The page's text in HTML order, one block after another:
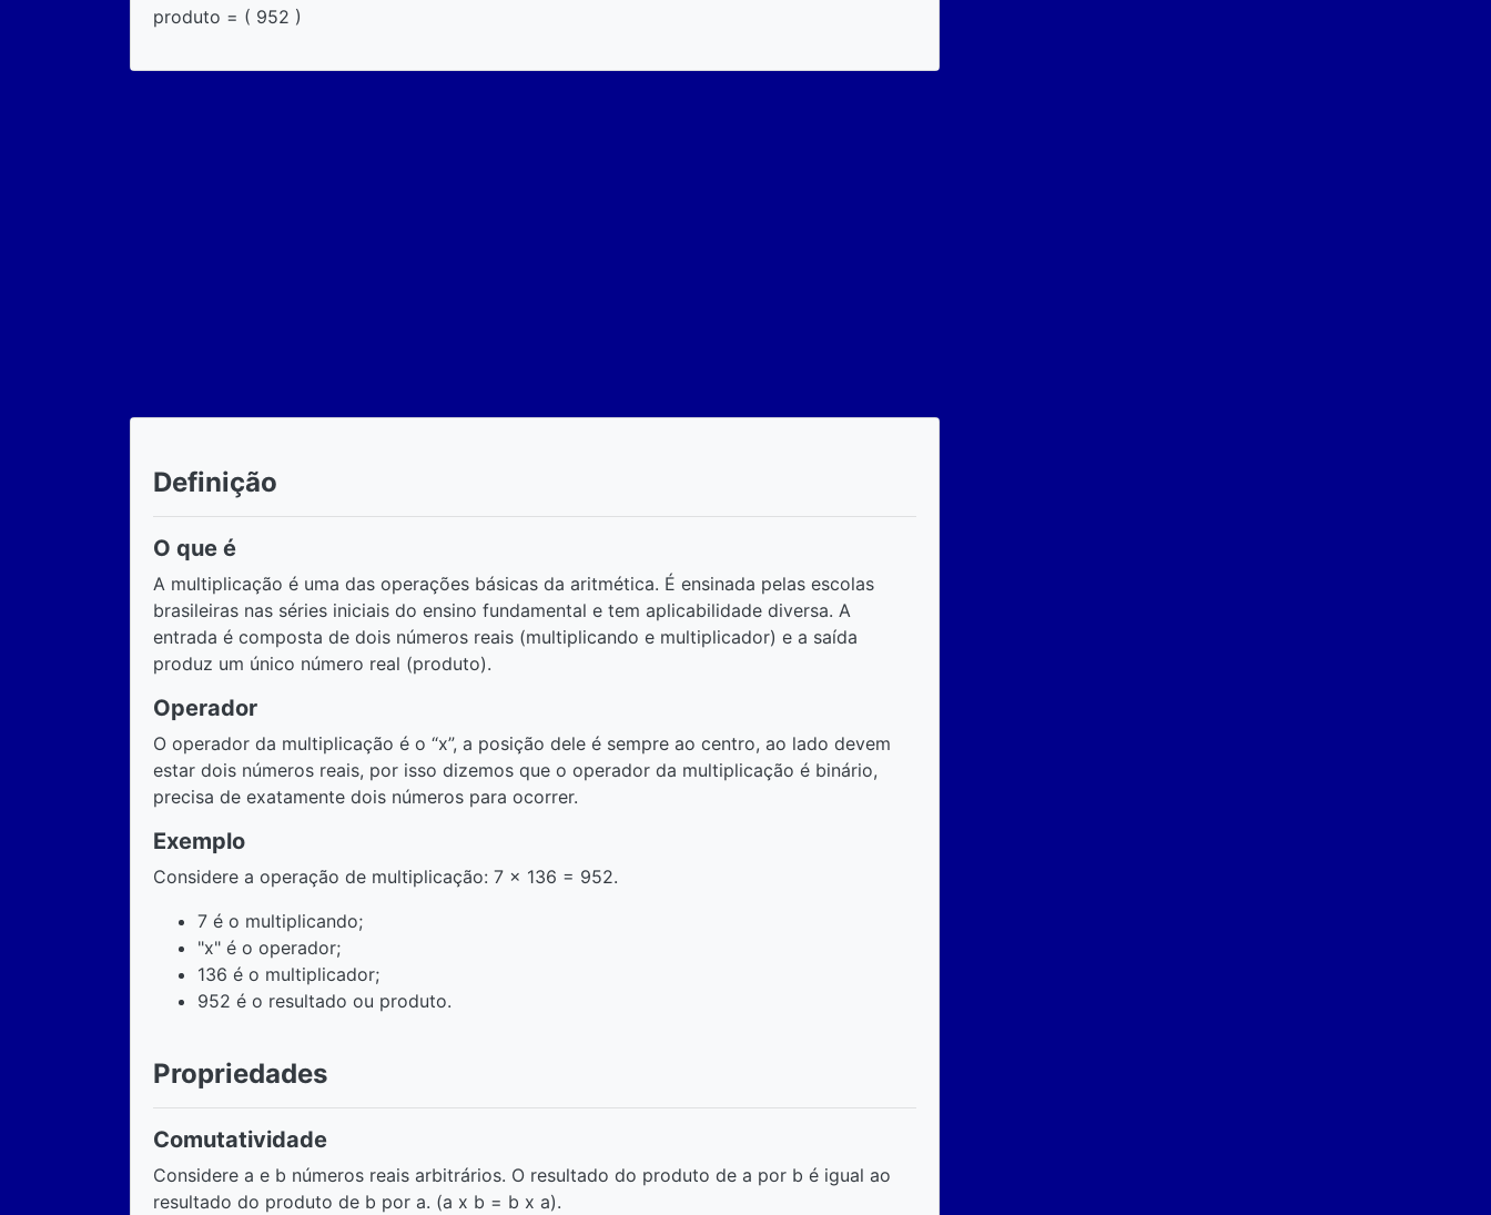
produto = ( 952 )
Definição
O que é
A multiplicação é uma das operações básicas da aritmética. É ensinada pelas escolas
brasileiras nas séries iniciais do ensino fundamental e tem aplicabilidade diversa. A
entrada é composta de dois números reais (multiplicando e multiplicador) e a saída
produz um único número real (produto).
Operador
O operador da multiplicação é o “x”, a posição dele é sempre ao centro, ao lado devem
estar dois números reais, por isso dizemos que o operador da multiplicação é binário,
precisa de exatamente dois números para ocorrer.
Exemplo
Considere a operação de multiplicação: 7 x 136 = 952.
7 é o multiplicando;
"x" é o operador;
136 é o multiplicador;
952 é o resultado ou produto.
Propriedades
Comutatividade
Considere a e b números reais arbitrários. O resultado do produto de a por b é igual ao
resultado do produto de b por a. (a x b = b x a).